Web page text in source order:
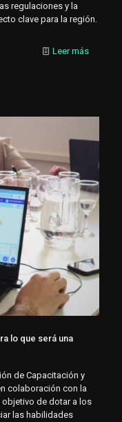
regulaciones y la
clave para la región.
Leer más
lo que será una
de Capacitación y
colaboración con la
objetivo de dotar a los
las habilidades